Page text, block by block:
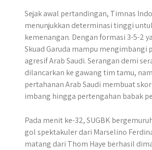
Sejak awal pertandingan, Timnas
menunjukkan determinasi tinggi
kemenangan. Dengan formasi 3-5-2
Skuad Garuda mampu mengimbangi
agresif Arab Saudi. Serangan demi
dilancarkan ke gawang tim tamu,
pertahanan Arab Saudi membuat
imbang hingga pertengahan babak
Pada menit ke-32, SUGBK
gol spektakuler dari Marselino
matang dari Thom Haye berhasil